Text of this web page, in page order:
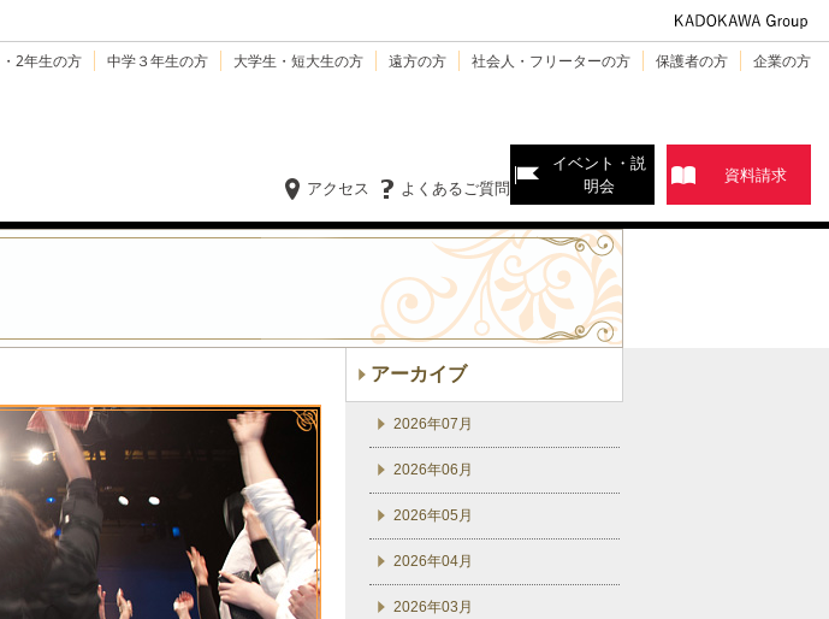
2年生の方 中学３年生の方 大学生・短大生の方 遠方の方 社会人・フリーターの方 保護者の方 企業の方
よくあるご質問
アクセス
イベント・説
明会
資料請求
アーカイブ
2026年07月
2026年06月
2026年05月
2026年04月
2026年03月